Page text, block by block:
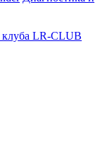
клуба LR-CLUB